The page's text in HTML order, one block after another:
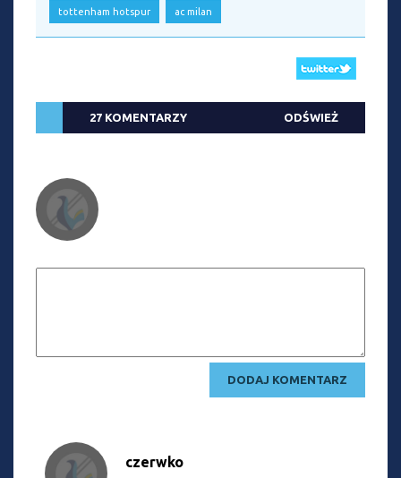
tottenham hotspur ac milan
27 KOMENTARZY ODŚWIEŻ
czerwko